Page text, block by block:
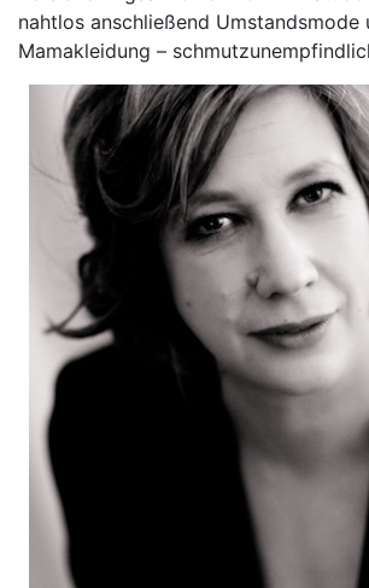
nahtlos anschließend Umstandsmode
Mamakleidung –